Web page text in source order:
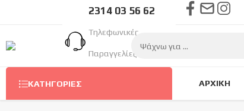
2314 03 56 62
Τηλεφωνικές
Παραγγελίες Στον
ΚΑΤΗΓΟΡΊΕΣ ΑΡΧΙΚΗ